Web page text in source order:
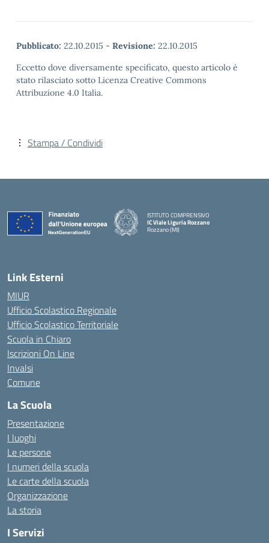
Pubblicato: 22.10.2015 - Revisione: 22.10.2015
Eccetto dove diversamente specificato, questo articolo è
stato rilasciato sotto Licenza Creative Commons
Attribuzione 4.0 Italia.
Stampa / Condividi
ISTITUTO COMPRENSIVO
IC Viale Liguria Rozzano
Rozzano (MI)
Link Esterni
MIUR
Ufficio Scolastico Regionale
Ufficio Scolastico Territoriale
Scuola in Chiaro
Iscrizioni On Line
Invalsi
Comune
La Scuola
Presentazione
I luoghi
Le persone
I numeri della scuola
Le carte della scuola
Organizzazione
La storia
I Servizi